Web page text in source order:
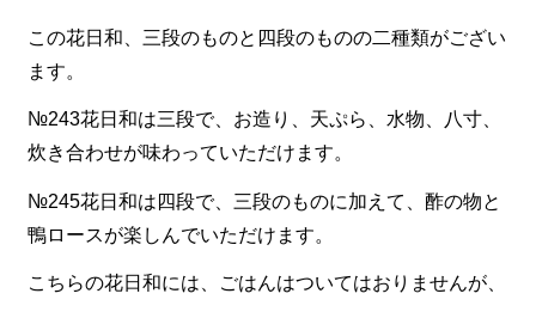
お野菜メイン弁当
旬の食材弁当
種類から選ぶ
近江(滋賀)地方ゆかりの弁当
四得オードブル
この花日和、三段のものと四段のものの二種類がござい
ます。
№243花日和は三段で、お造り、天ぷら、水物、八寸、
炊き合わせが味わっていただけます。
№245花日和は四段で、三段のものに加えて、酢の物と
鴨ロースが楽しんでいただけます。
こちらの花日和には、ごはんはついてはおりませんが、